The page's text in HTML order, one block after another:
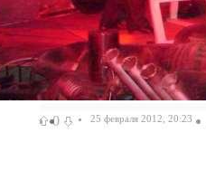
0 25 февраля 2012, 20:23